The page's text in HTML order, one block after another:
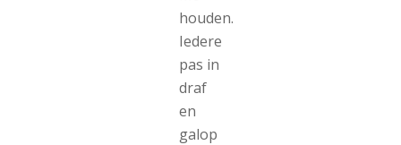
houden.
Iedere
pas in
draf
en
galop